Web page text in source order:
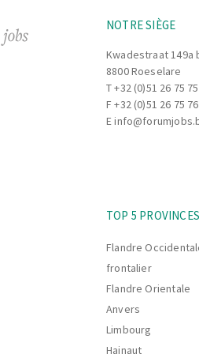
NOTRE SIÈGE
Kwadestraat 149a
8800 Roeselare
T+32 (0)51 26 75 75
F +32 (0)51 26 75 76
E
TOP 5 PROVINCES
Flandre
frontalier
Flandre Orientale
Anvers
Limbourg
Hainaut